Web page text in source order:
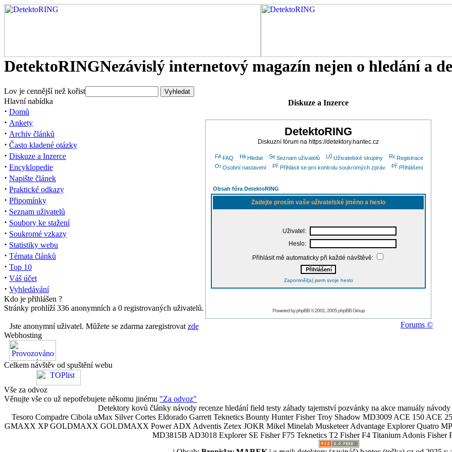
DetektoRINGNezávislý internetový magazín nejen o hledání a
Lov je cennější než kořist
Hlavní nabídka
· Domů
· Ankety
· Archiv článků
· Často kladené otázky
· Diskuze a Inzerce
· Encyklopedie
· Napište článek
· Praktické odkazy
· Připomínky
· Seznam uživatelů
· Soubory ke stažení
· Soukromé vzkazy
· Statistiky webu
· Témata článků
· Top 10
· Váš účet
· Vyhledávání
Kdo je přihlášen ?
Stránky prohlíží 336 anonymních a 0 registrovaných uživatelů.
Jste anonymní uživatel. Můžete se zdarma zaregistrovat zde
Webhosting
Celkem návštěv od spuštění webu
Vše za odvoz
Věnujte vše co už nepotřebujete někomu jinému "Za odvoz"
Diskuze a Inzerce
DetektoRING
Diskuzní fórum na https://detektory.hantec.cz
FAQ Hledat Seznam uživatelů Uživatelské skupiny
Registrace
Osobní nastavení
Přihlásit se pro kontrolu soukromých zpráv Přihlášení
Obsah fóra DetektoRING
Zadejte prosím vaše uživatelské jméno a heslo
Uživatel:
Heslo:
Přihlásit mě automaticky při každé návštěvě:
Zapomněl(a) jsem svoje heslo
Powered byphpBB© 2001, 2005 phpBB Group
Forums ©
Detektory kovů články návody recenze hledání field testy záhady tajemství pozvánky na akce manuály
Tesoro Compadre Cibola uMax Silver Cortes Eldorado Garrett Teknetics Bounty Hunter Fisher Troy Shadow MD3009 ACE 150 ACE
GMAXX XP GOLDMAXX GOLDMAXX Power ADX Adventis Zetex JOKR Mikel Minelab Musketeer Advantage Explorer Quatro
MD3815B AD3018 Explorer SE Fisher F75 Teknetics T2 Fisher F4 Titanium Adonis Fisher